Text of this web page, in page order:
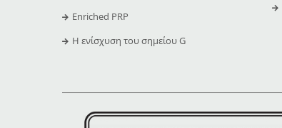
Enriched PRP
Η ενίσχυση του σημείου G